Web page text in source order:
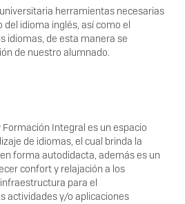
herramientas necesarias
idioma inglés, así como el
idiomas, de esta manera se
de nuestro alumnado.
Integral es un espacio
de idiomas, el cual brinda la
forma autodidacta, además es un
confort y relajación a los
para el
actividades y/o aplicaciones